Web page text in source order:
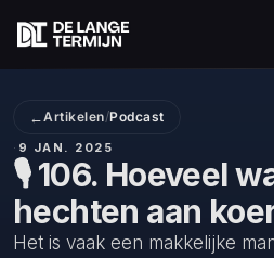
←Artikelen/Podcast
· 9 JAN. 2025
🎙️ 106. Hoeveel
hechten aan
Het is vaak een makkelijke